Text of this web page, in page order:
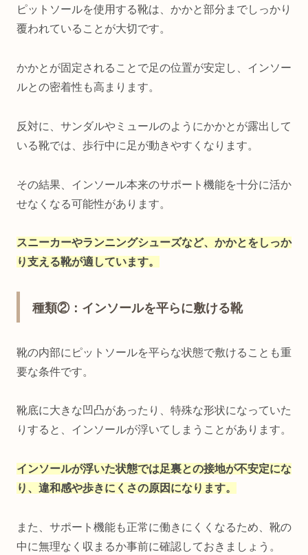
ピットソールを使用する靴は、かかと部分までしっかり
覆われていることが大切です。
かかとが固定されることで足の位置が安定し、インソー
ルとの密着性も高まります。
反対に、サンダルやミュールのようにかかとが露出して
いる靴では、歩行中に足が動きやすくなります。
その結果、インソール本来のサポート機能を十分に活か
せなくなる可能性があります。
スニーカーやランニングシューズなど、かかとをしっか
り支える靴が適しています。
種類②：インソールを平らに敷ける靴
靴の内部にピットソールを平らな状態で敷けることも重
要な条件です。
靴底に大きな凹凸があったり、特殊な形状になっていた
りすると、インソールが浮いてしまうことがあります。
インソールが浮いた状態では足裏との接地が不安定にな
り、違和感や歩きにくさの原因になります。
また、サポート機能も正常に働きにくくなるため、靴の
中に無理なく収まるか事前に確認しておきましょう。